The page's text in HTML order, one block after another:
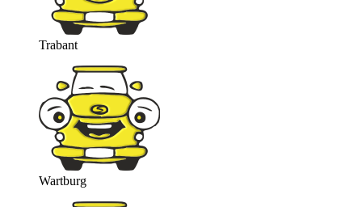
Trabant
Wartburg